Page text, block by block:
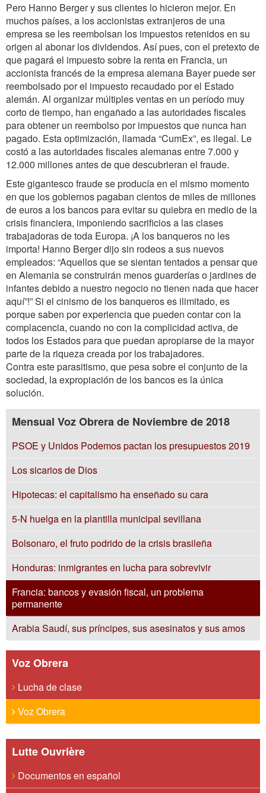
Pero Hanno Berger y sus clientes lo hicieron mejor. En
muchos países, a los accionistas extranjeros de una
empresa se les reembolsan los impuestos retenidos en su
origen al abonar los dividendos. Así pues, con el pretexto de
que pagará el impuesto sobre la renta en Francia, un
accionista francés de la empresa alemana Bayer puede ser
reembolsado por el impuesto recaudado por el Estado
alemán. Al organizar múltiples ventas en un período muy
corto de tiempo, han engañado a las autoridades fiscales
para obtener un reembolso por impuestos que nunca han
pagado. Esta optimización, llamada “CumEx”, es ilegal. Le
costó a las autoridades fiscales alemanas entre 7.000 y
12.000 millones antes de que descubrieran el fraude.
Este gigantesco fraude se producía en el mismo momento
en que los gobiernos pagaban cientos de miles de millones
de euros a los bancos para evitar su quiebra en medio de la
crisis financiera, imponiendo sacrificios a las clases
trabajadoras de toda Europa. ¡A los banqueros no les
importa! Hanno Berger dijo sin rodeos a sus nuevos
empleados: “Aquellos que se sientan tentados a pensar que
en Alemania se construirán menos guarderías o jardines de
infantes debido a nuestro negocio no tienen nada que hacer
aquí”!” Si el cinismo de los banqueros es ilimitado, es
porque saben por experiencia que pueden contar con la
complacencia, cuando no con la complicidad activa, de
todos los Estados para que puedan apropiarse de la mayor
parte de la riqueza creada por los trabajadores.
Contra este parasitismo, que pesa sobre el conjunto de la
sociedad, la expropiación de los bancos es la única
solución.
Mensual Voz Obrera de Noviembre de 2018
PSOE y Unidos Podemos pactan los presupuestos 2019
Los sicarios de Dios
Hipotecas: el capitalismo ha enseñado su cara
5-N huelga en la plantilla municipal sevillana
Bolsonaro, el fruto podrido de la crisis brasileña
Honduras: inmigrantes en lucha para sobrevivir
Francia: bancos y evasión fiscal, un problema
permanente
Arabia Saudí, sus príncipes, sus asesinatos y sus amos
Voz Obrera
Lucha de clase
Voz Obrera
Lutte Ouvrière
Documentos en español